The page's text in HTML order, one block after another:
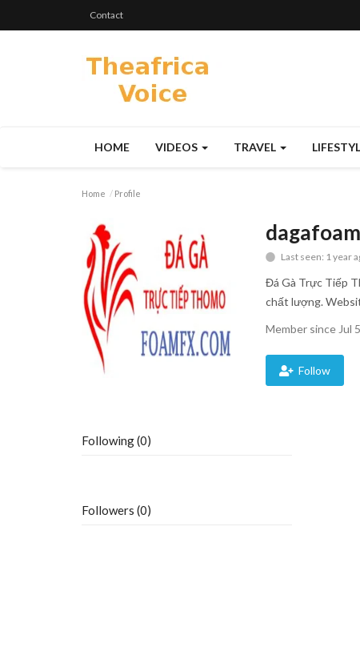
Contact
HOME VIDEOS TRAVEL
Home Profile
Last seen: 1 year
Đá Gà Trực Tiếp
chất lượng.
Member since Jul
Follow
Following (0)
Followers (0)